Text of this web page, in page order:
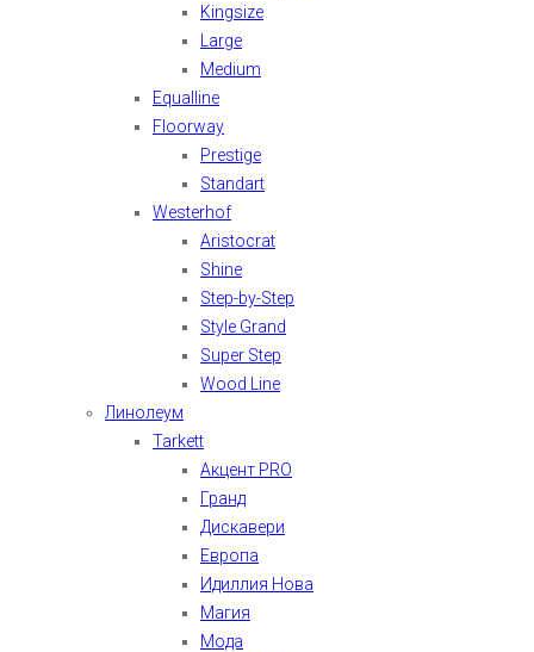
Kingsize
Large
Medium
Equalline
Floorway
Prestige
Standart
Westerhof
Aristocrat
Shine
Step-by-Step
Style Grand
Super Step
Wood Line
Линолеум
Tarkett
Акцент PRO
Гранд
Дискавери
Европа
Идиллия Нова
Магия
Мода